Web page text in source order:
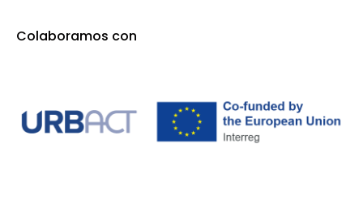
Colaboramos con